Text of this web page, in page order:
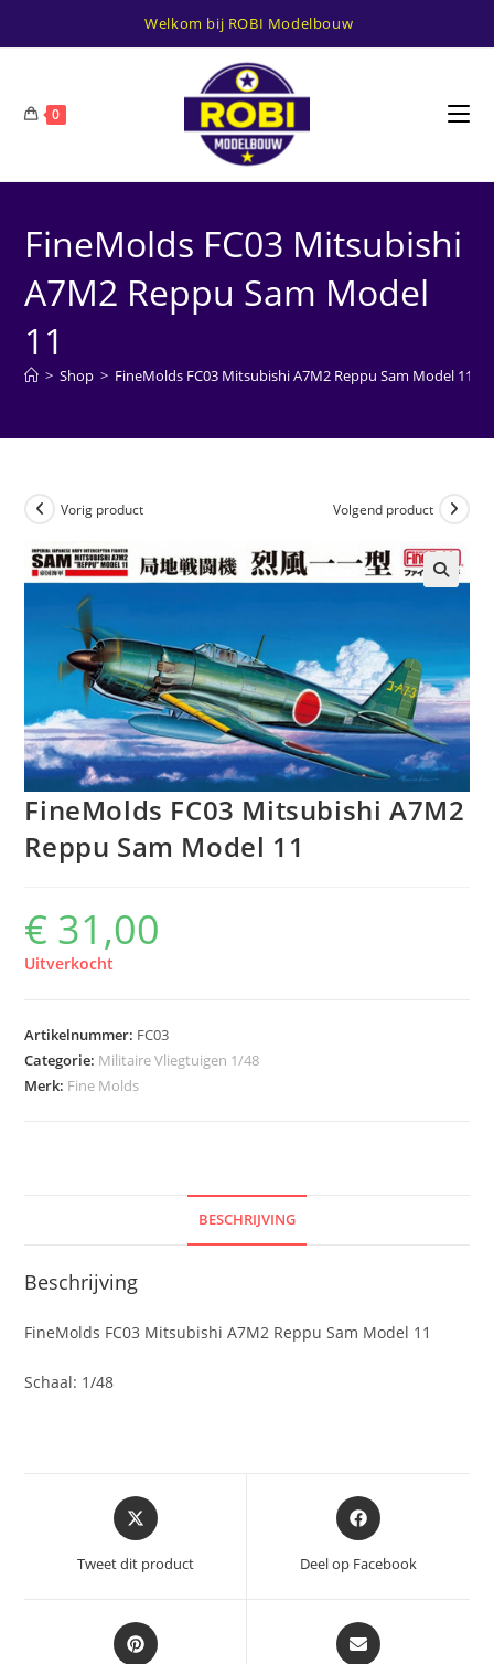
Welkom bij ROBI Modelbouw
0
FineMolds FC03 Mitsubishi
A7M2 Reppu Sam Model
11
> Shop > FineMolds FC03 Mitsubishi A7M2 Reppu Sam Model 11
Vorig product Volgend product
FineMolds FC03 Mitsubishi A7M2
Reppu Sam Model 11
€ 31,00
Uitverkocht
Artikelnummer: FC03
Categorie: Militaire Vliegtuigen 1/48
Merk: Fine Molds
BESCHRIJVING
Beschrijving
FineMolds FC03 Mitsubishi A7M2 Reppu Sam Model 11
Schaal: 1/48
Opent
in
nieuw
Tweet dit product
Opent
in
nieuw
Deel op Facebook
Opent
in
Opent
in